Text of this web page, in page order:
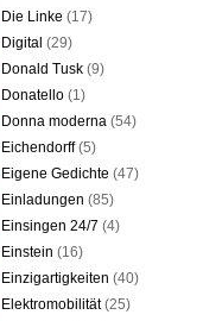
Die Linke (17)
Digital (29)
Donald Tusk (9)
Donatello (1)
Donna moderna (54)
Eichendorff(5)
Eigene Gedichte (47)
Einladungen (85)
Einsingen 24/7 (4)
Einstein (16)
Einzigartigkeiten (40)
Elektromobilität(25)